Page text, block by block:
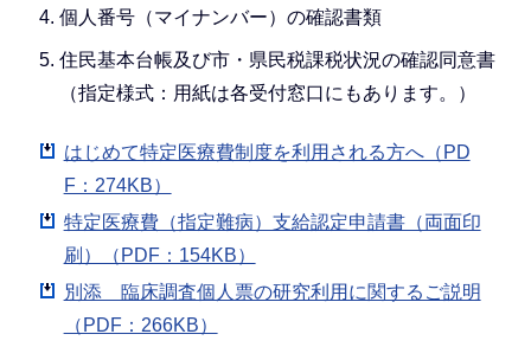
個人番号（マイナンバー）の確認書類
住民基本台帳及び市・県民税課税状況の確認同意書
（指定様式：用紙は各受付窓口にもあります。）
はじめて特定医療費制度を利用される方へ（PD
F：274KB）
特定医療費（指定難病）支給認定申請書（両面印
刷）（PDF：154KB）
別添 臨床調査個人票の研究利用に関するご説明
（PDF：266KB）